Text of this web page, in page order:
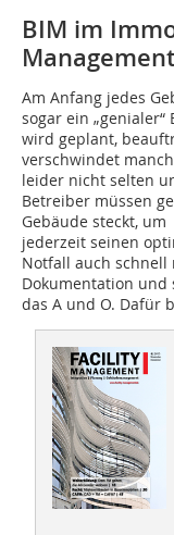
BIM im
Management
Am Anfang jedes
sogar ein „genialer“
wird geplant,
verschwindet
leider nicht selten
Betreiber müssen
Gebäude steckt, um
jederzeit seinen
Notfall auch
Dokumentation und
das A und O. Dafür